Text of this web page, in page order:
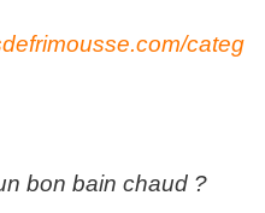
categ
bon bain chaud ?